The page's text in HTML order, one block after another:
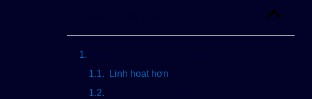
Linh hoạt hơn